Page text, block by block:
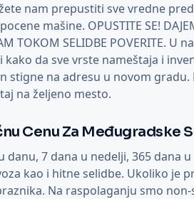
nam prepustiti sve vredne
mašine. OPUSTITE SE!
TOKOM SELIDBE POVERITE.
da sve vrste nameštaja i
stigne na adresu u novom gradu.
na željeno mesto.
Cenu Za Međugradske
danu, 7 dana u nedelji, 365
kao i hitne selidbe. Ukoliko je
Na raspolaganju smo non-